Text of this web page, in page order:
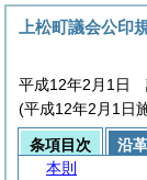
上松町議会公印
平成12年2月1日
(平成12年2月1日
条項目次
沿革
本則